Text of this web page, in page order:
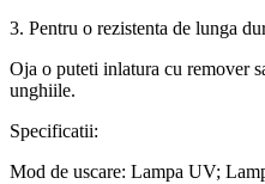
3. Pentru o rezistenta de lunga
Oja o puteti inlatura cu remover
unghiile.
Specificatii:
Mod de uscare: Lampa UV;